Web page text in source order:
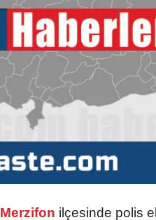
Merzifon ilçesinde polis